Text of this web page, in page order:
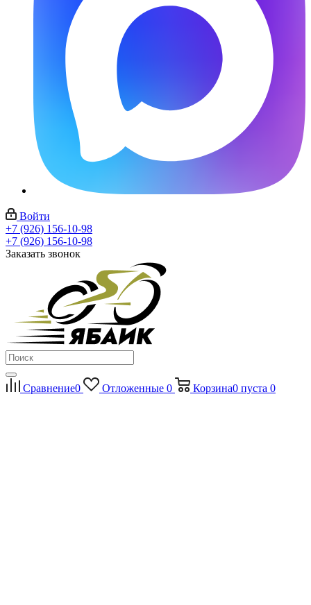
Войти
+7 (926) 156-10-98
+7 (926) 156-10-98
Заказать звонок
Сравнение0 Отложенные 0 Корзина0 пуста 0